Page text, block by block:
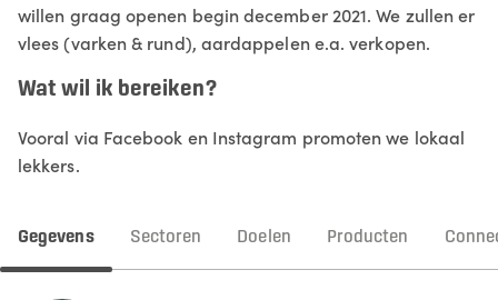
willen graag openen begin december 2021. We zullen er
vlees (varken & rund), aardappelen e.a. verkopen.
Wat wil ik bereiken?
Vooral via Facebook en Instagram promoten we lokaal
lekkers.
Gegevens Sectoren Doelen Producten